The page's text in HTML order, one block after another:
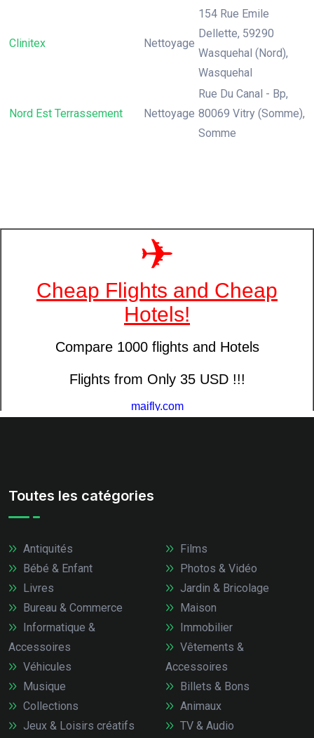
Clinitex Nettoyage
154 Rue Emile
Dellette, 59290
Wasquehal (Nord),
Wasquehal
Nord Est Terrassement Nettoyage
Rue Du Canal - Bp,
80069 Vitry (Somme),
Somme
Toutes les catégories
Antiquités
Bébé & Enfant
Livres
Bureau & Commerce
Informatique &
Accessoires
Véhicules
Films
Photos & Vidéo
Jardin & Bricolage
Maison
Immobilier
Vêtements &
Accessoires
Musique
Collections
Jeux & Loisirs créatifs
Billets & Bons
Animaux
TV & Audio